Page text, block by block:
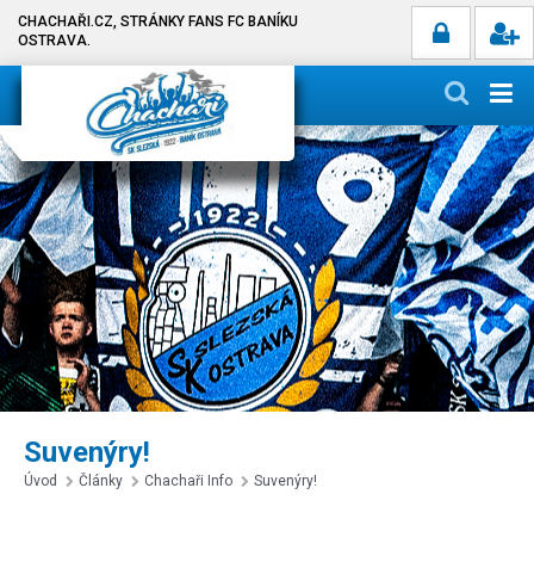
CHACHAŘI.CZ, STRÁNKY FANS FC BANÍKU
OSTRAVA.
Suvenýry!
Úvod Články Chachaři Info Suvenýry!